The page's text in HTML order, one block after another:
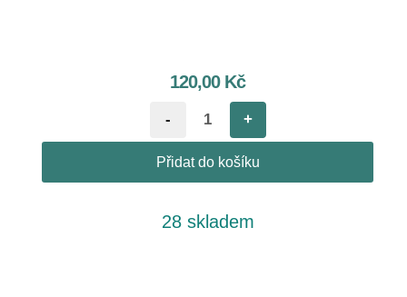
120,00 Kč
- +
Přidat do košíku
28 skladem